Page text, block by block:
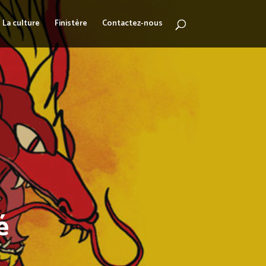
La culture Finistère Contactez-nous